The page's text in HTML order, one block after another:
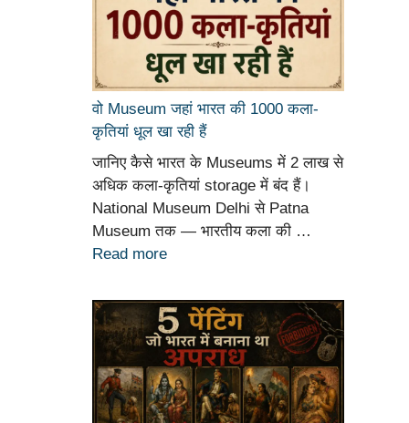
वो Museum जहां भारत की 1000 कला-
कृतियां धूल खा रही हैं
जानिए कैसे भारत के Museums में 2 लाख से
अधिक कला-कृतियां storage में बंद हैं।
National Museum Delhi से Patna
Museum तक — भारतीय कला की …
Read more